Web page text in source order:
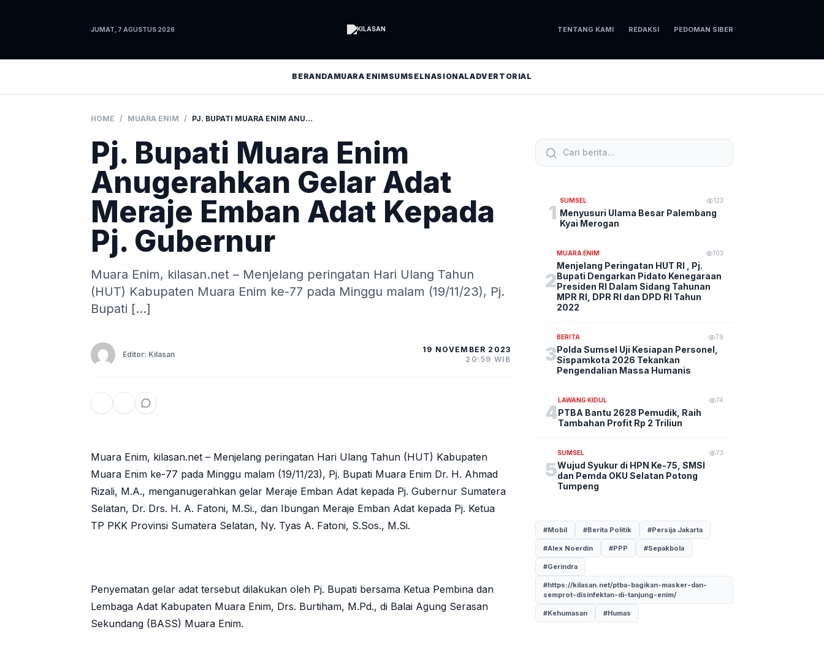
JUMAT, 7 AGUSTUS 2026 TENTANG KAMI REDAKSI PEDOMAN SIBER
BERANDAMUARA ENIMSUMSELNASIONALADVERTORIAL
HOME / MUARA ENIM / PJ. BUPATI MUARA ENIM ANUGERAHKAN GELAR ADAT MERAJE EMBAN ADAT KEPADA PJ. GUBERNUR
Pj. Bupati Muara Enim
Anugerahkan Gelar Adat
Meraje Emban Adat Kepada
Pj. Gubernur
Muara Enim, kilasan.net – Menjelang peringatan Hari Ulang Tahun
(HUT) Kabupaten Muara Enim ke-77 pada Minggu malam (19/11/23), Pj.
Bupati […]
Editor: Kilasan
19 NOVEMBER 2023
20:59 WIB
Muara Enim, kilasan.net – Menjelang peringatan Hari Ulang Tahun (HUT) Kabupaten
Muara Enim ke-77 pada Minggu malam (19/11/23), Pj. Bupati Muara Enim Dr. H. Ahmad
Rizali, M.A., menganugerahkan gelar Meraje Emban Adat kepada Pj. Gubernur Sumatera
Selatan, Dr. Drs. H. A. Fatoni, M.Si., dan Ibungan Meraje Emban Adat kepada Pj. Ketua
TP PKK Provinsi Sumatera Selatan, Ny. Tyas A. Fatoni, S.Sos., M.Si.
Penyematan gelar adat tersebut dilakukan oleh Pj. Bupati bersama Ketua Pembina dan
Lembaga Adat Kabupaten Muara Enim, Drs. Burtiham, M.Pd., di Balai Agung Serasan
Sekundang (BASS) Muara Enim.
1
SUMSEL 123
Menyusuri Ulama Besar Palembang
Kyai Merogan
2
MUARA ENIM 103
Menjelang Peringatan HUT RI , Pj.
Bupati Dengarkan Pidato Kenegaraan
Presiden RI Dalam Sidang Tahunan
MPR RI, DPR RI dan DPD RI Tahun
2022
3
BERITA 79
Polda Sumsel Uji Kesiapan Personel,
Sispamkota 2026 Tekankan
Pengendalian Massa Humanis
4
LAWANG KIDUL 74
PTBA Bantu 2628 Pemudik, Raih
Tambahan Profit Rp 2 Triliun
5
SUMSEL 73
Wujud Syukur di HPN Ke-75, SMSI
dan Pemda OKU Selatan Potong
Tumpeng
#Mobil #Berita Politik #Persija Jakarta
#Alex Noerdin #PPP #Sepakbola
#Gerindra
#https://kilasan.net/ptba-bagikan-masker-dan-
semprot-disinfektan-di-tanjung-enim/
#Kehumasan #Humas